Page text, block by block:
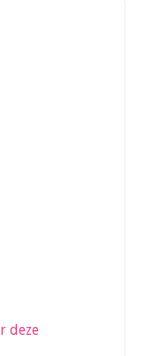
deze